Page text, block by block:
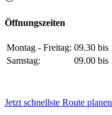
Öffnungszeiten
Montag - Freitag: 09.30 bis
Samstag:
09.00 bis
Jetzt schnellste Route planen